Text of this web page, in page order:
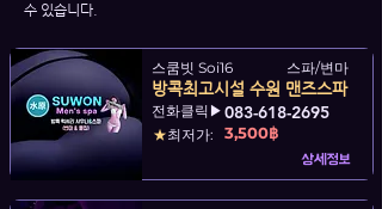
수 있습니다.
방콕최고시설 수원 맨즈스파
스파/변마
스쿰빗 Soi16
전화클릭▶ 083-618-2695
★최저가: 3,500฿
상세정보